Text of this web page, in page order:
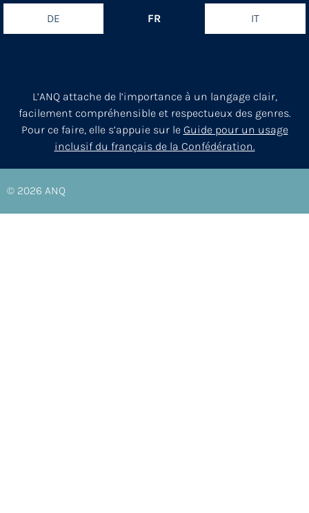
DE FR IT
L’ANQ attache de l’importance à un langage clair,
facilement compréhensible et respectueux des genres.
Pour ce faire, elle s’appuie sur le Guide pour un usage
inclusif du français de la Confédération.
© 2026 ANQ